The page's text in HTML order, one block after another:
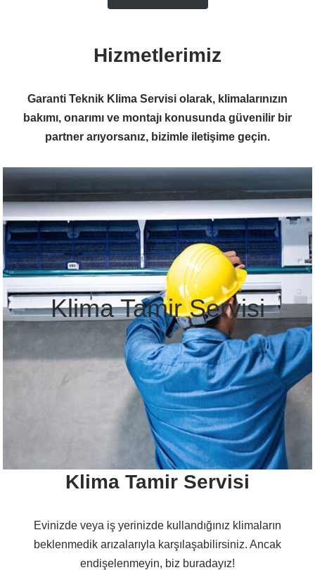
Hizmetlerimiz
Garanti Teknik Klima Servisi olarak, klimalarınızın
bakımı, onarımı ve montajı konusunda güvenilir bir
partner arıyorsanız, bizimle iletişime geçin.
Klima Tamir Servisi
Klima Tamir Servisi
Evinizde veya iş yerinizde kullandığınız klimaların
beklenmedik arızalarıyla karşılaşabilirsiniz. Ancak
endişelenmeyin, biz buradayız!